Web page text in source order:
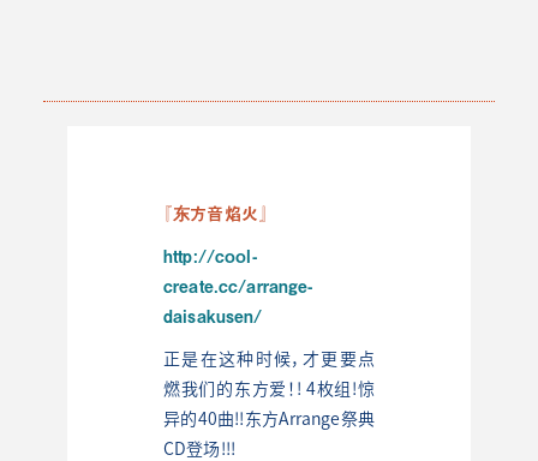
『东方音焰火』
http://cool-
create.cc/arrange-
daisakusen/
正是在这种时候，才更要点
燃我们的东方爱！! 4枚组!惊
异的40曲!!东方Arrange祭典
CD登场!!!